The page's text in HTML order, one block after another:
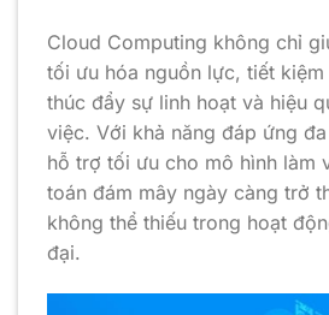
Cloud Computing không chỉ
tối ưu hóa nguồn lực, tiết
thúc đẩy sự linh hoạt và hiệu
việc. Với khả năng đáp ứng
hỗ trợ tối ưu cho mô hình làm
toán đám mây ngày càng trở
không thể thiếu trong hoạt
đại.